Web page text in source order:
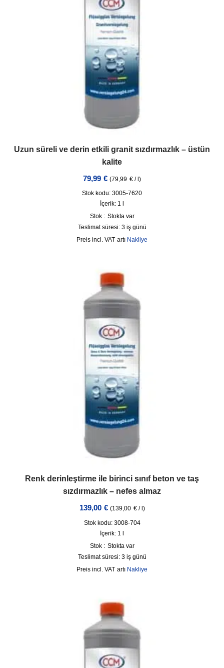
Uzun süreli ve derin etkili granit sızdırmazlık – üstün
kalite
79,99 € (79,99 € /l)
Stok kodu: 3005-7620
İçerik: 1
Stok : Stokta var
Teslimat süresi: 3 iş günü
incl. VAT artı Nakliye
Renk derinleştirme ile birinci sınıf beton ve taş
sızdırmazlık – nefes almaz
139,00 € (139,00 €/ )
Stok kodu: 3008-704
İçerik: 1 l
Stok : Stokta var
Teslimat süresi: 3 iş günü
incl. VAT artı Nakliye